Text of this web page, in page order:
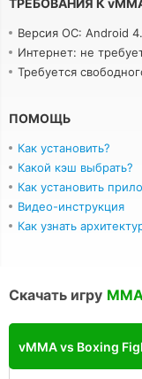
ТРЕБОВАНИЯ К v
Версия ОС: Android
Интернет: не
Требуется
ПОМОЩЬ
Как установить?
Какой кэш выбрать?
Как установить
Видео-инструкция
Как узнать
Скачать игру
vMMA vs Boxing